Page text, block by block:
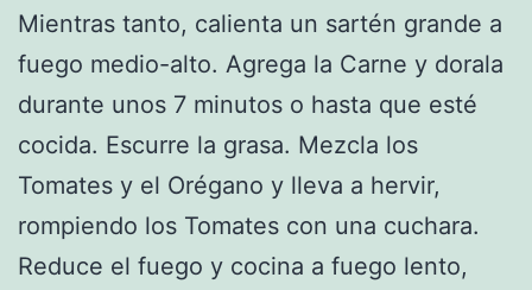
Mientras tanto, calienta un sartén grande a
fuego medio-alto. Agrega la Carne y dorala
durante unos 7 minutos o hasta que esté
cocida. Escurre la grasa. Mezcla los
Tomates y el Orégano y lleva a hervir,
rompiendo los Tomates con una cuchara.
Reduce el fuego y cocina a fuego lento,